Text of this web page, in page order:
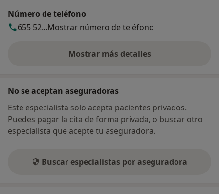
Número de teléfono
655 52...Mostrar número de teléfono
Mostrar más detalles
sobre la dirección
No se aceptan aseguradoras
Este especialista solo acepta pacientes privados.
Puedes pagar la cita de forma privada, o buscar otro
especialista que acepte tu aseguradora.
Buscar especialistas por aseguradora